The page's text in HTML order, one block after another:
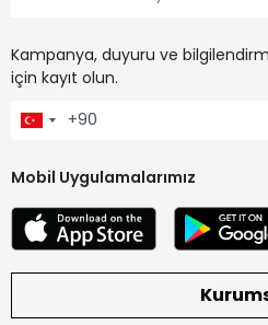
Kampanya, duyuru ve
için kayıt olun.
Mobil Uygulamalarımız